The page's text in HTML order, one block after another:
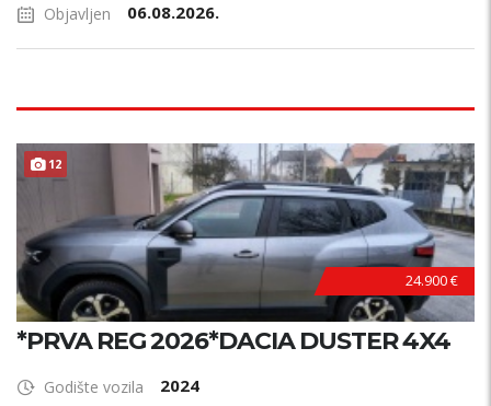
Objavljen 06.08.2026.
12
24.900 €
*PRVA REG 2026*DACIA DUSTER 4X4
Godište vozila 2024